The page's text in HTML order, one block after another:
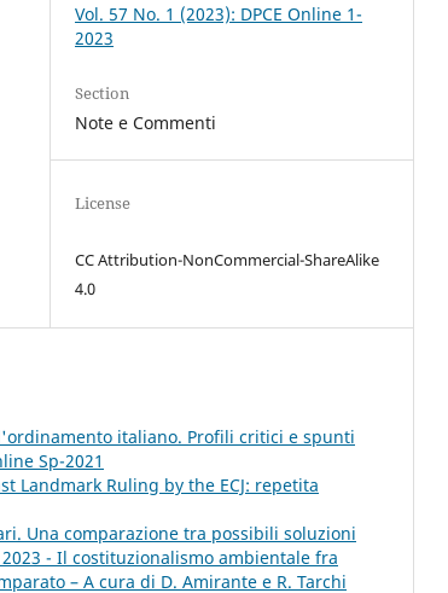
Vol. 57 No. 1 (2023): DPCE Online 1-
2023
Section
Note e Commenti
License
CC Attribution-NonCommercial-ShareAlike
4.0
italiano. Profili critici e spunti
Sp-2021
Landmark Ruling by the ECJ: repetita
Una comparazione tra possibili soluzioni
2023 - Il costituzionalismo ambientale fra
– A cura di D. Amirante e R. Tarchi